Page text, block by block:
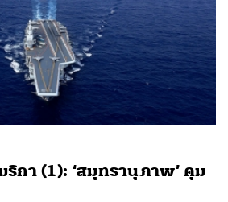
ริกา (1): ‘สมุทรานุภาพ’ คุม